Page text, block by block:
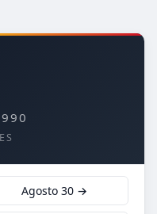
Agosto 30 →